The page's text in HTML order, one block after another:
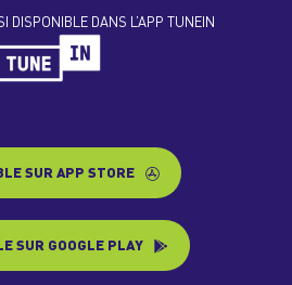
DISPONIBLE DANS L’APP TUNEIN
SUR APP STORE
SUR GOOGLE PLAY